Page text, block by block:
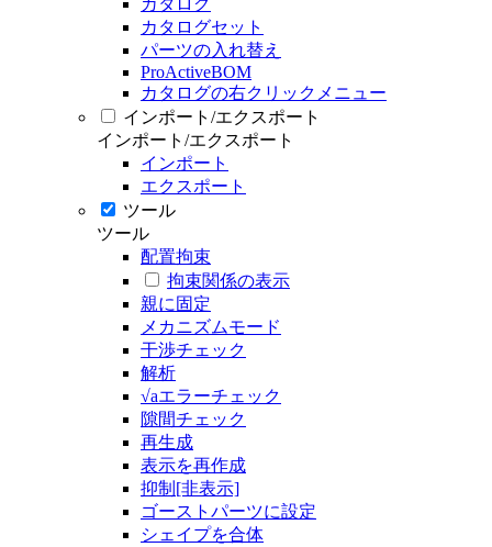
カタログ
カタログセット
パーツの入れ替え
ProActiveBOM
カタログの右クリックメニュー
インポート/エクスポート
インポート/エクスポート
インポート
エクスポート
ツール
ツール
配置拘束
拘束関係の表示
親に固定
メカニズムモード
干渉チェック
解析
√aエラーチェック
隙間チェック
再生成
表示を再作成
抑制[非表示]
ゴーストパーツに設定
シェイプを合体